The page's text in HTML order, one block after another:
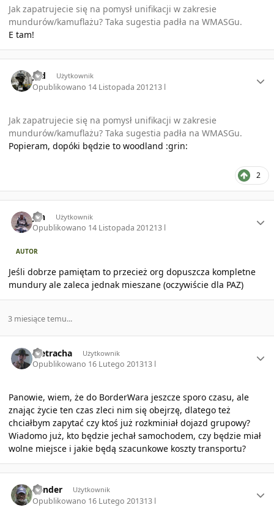
Jak zapatrujecie się na pomysł unifikacji w zakresie
mundurów/kamuflażu? Taka sugestia padła na WMASGu.
E tam!
Jed Użytkownik
Opublikowano 14 Listopada 201213 l
Jak zapatrujecie się na pomysł unifikacji w zakresie
mundurów/kamuflażu? Taka sugestia padła na WMASGu.
Popieram, dopóki będzie to woodland :grin:
2
jan Użytkownik
Opublikowano 14 Listopada 201213 l
AUTOR
Jeśli dobrze pamiętam to przecież org dopuszcza kompletne
mundury ale zaleca jednak mieszane (oczywiście dla PAZ)
3 miesiące temu...
Pietracha Użytkownik
Opublikowano 16 Lutego 201313 l
Panowie, wiem, że do BorderWara jeszcze sporo czasu, ale
znając życie ten czas zleci nim się obejrzę, dlatego też
chciałbym zapytać czy ktoś już rozkminiał dojazd grupowy?
Wiadomo już, kto będzie jechał samochodem, czy będzie miał
wolne miejsce i jakie będą szacunkowe koszty transportu?
bender Użytkownik
Opublikowano 16 Lutego 201313 l